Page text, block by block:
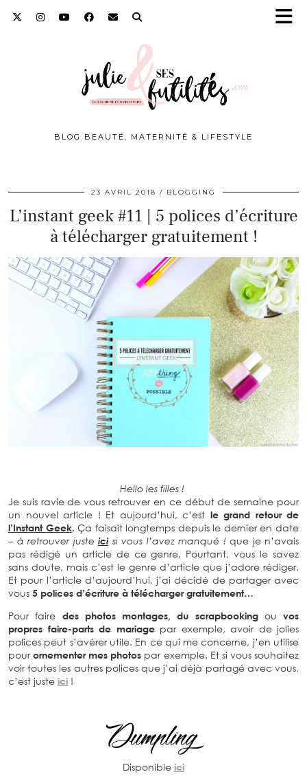
BLOG BEAUTÉ, MATERNITÉ & LIFESTYLE
23 AVRIL 2018 BLOGGING
L’instant geek #11 | 5 polices d’écriture
à télécharger gratuitement !
Hello les filles !
Je suis ravie de vous retrouver en ce début de semaine pour
un nouvel article ! Et aujourd’hui, c’est le grand retour de
l’Instant Geek. Ça faisait longtemps depuis le dernier en date
– à retrouver juste icisi vous l’avez manqué ! que je n’avais
pas rédigé un article de ce genre. Pourtant, vous le savez
sans doute, mais c’est le genre d’article que j’adore rédiger.
Et pour l’article d’aujourd’hui, j’ai décidé de partager avec
vous 5 polices d’écriture à télécharger gratuitement…
Pour faire des photos montages, du scrapbookingou vos
propres faire-parts de mariagepar exemple, avoir de jolies
polices peut s’avérer utile. En ce qui me concerne, j’en utilise
pourornementer mes photos par exemple. Et si vous souhaitez
voir toutes les autres polices que j’ai déjà partagé avec vous,
c’est juste ici !
Disponible ici